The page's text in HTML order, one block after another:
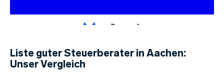
Liste guter Steuerberater in Aachen:
Unser Vergleich